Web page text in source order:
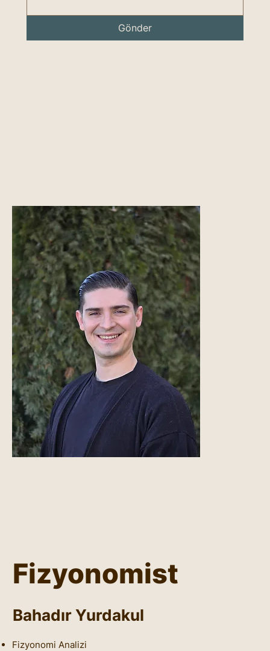
Fizyonomist
Bahadır Yurdakul
Fizyonomi Analizi
Gönder